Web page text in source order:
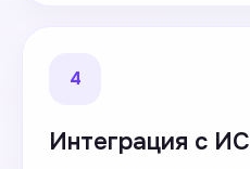
4
Интеграция с